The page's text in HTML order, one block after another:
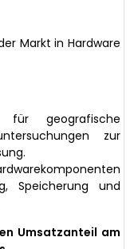
Markt in Hardware
geografische
zur
Speicherung und
Umsatzanteil am